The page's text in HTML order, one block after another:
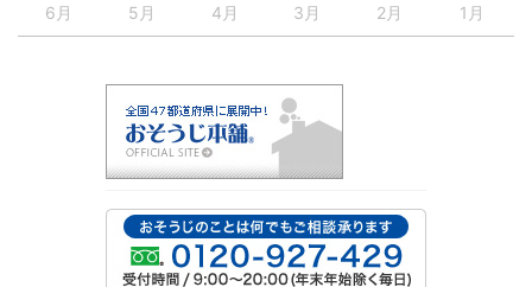
6月 5月 4月 3月 2月 1月